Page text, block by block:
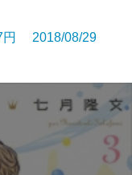
円 2018/08/29